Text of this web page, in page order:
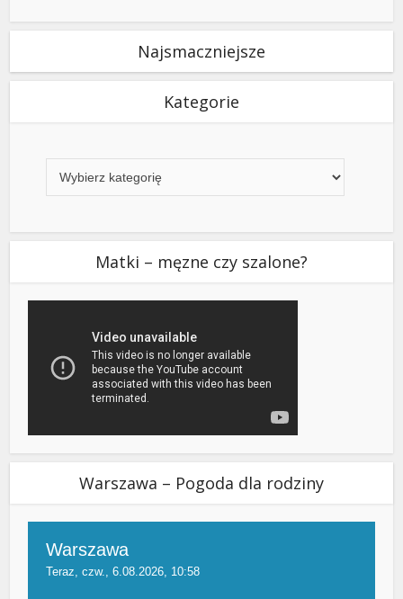
Najsmaczniejsze
Kategorie
Matki – męzne czy szalone?
Warszawa – Pogoda dla rodziny